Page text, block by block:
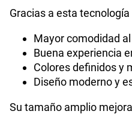
Capacidad Memoria
Capacidad Memoria
Gracias a esta
Mayor comodidad
Buena experiencia
Colores definidos y
Diseño moderno y
Su tamaño amplio